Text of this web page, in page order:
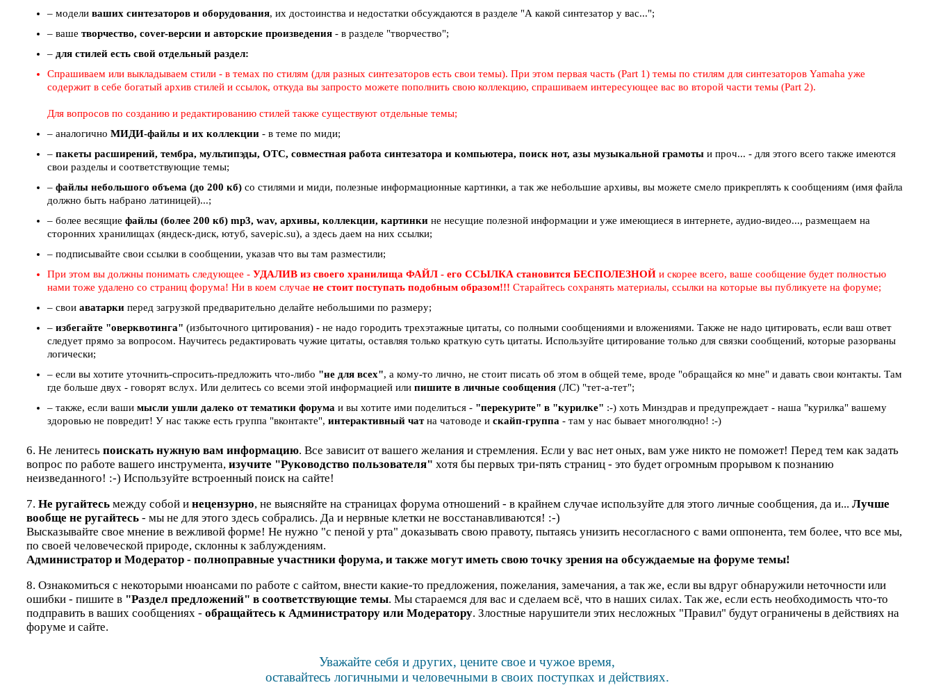
– модели ваших синтезаторов и оборудования, их достоинства и недостатки обсуждаются в разделе "А какой синтезатор у вас...";
– ваше творчество, cover-версии и авторские произведения - в разделе "творчество";
– для стилей есть свой отдельный раздел:
Спрашиваем или выкладываем стили - в темах по стилям (для разных синтезаторов есть свои темы). При этом первая часть (Part 1) темы по стилям для синтезаторов Yamaha уже
содержит в себе богатый архив стилей и ссылок, откуда вы запросто можете пополнить свою коллекцию, спрашиваем интересующее вас во второй части темы (Part 2).
Для вопросов по созданию и редактированию стилей также существуют отдельные темы;
– аналогично МИДИ-файлы и их коллекции - в теме по миди;
– пакеты расширений, тембра, мультипэды, ОТС, совместная работа синтезатора и компьютера, поиск нот, азы музыкальной грамоты и проч... - для этого всего также имеются
свои разделы и соответствующие темы;
– файлы небольшого объема (до 200 кб) со стилями и миди, полезные информационные картинки, а так же небольшие архивы, вы можете смело прикреплять к сообщениям (имя файла
должно быть набрано латиницей)...;
– более весящие файлы (более 200 кб) mp3, wav, архивы, коллекции, картинки не несущие полезной информации и уже имеющиеся в интернете, аудио-видео..., размещаем на
сторонних хранилищах (яндеск-диск, ютуб, savepic.su), а здесь даем на них ссылки;
– подписывайте свои ссылки в сообщении, указав что вы там разместили;
При этом вы должны понимать следующее - УДАЛИВ из своего хранилища ФАЙЛ - его ССЫЛКА становится БЕСПОЛЕЗНОЙ и скорее всего, ваше сообщение будет полностью
нами тоже удалено со страниц форума! Ни в коем случае не стоит поступать подобным образом!!! Старайтесь сохранять материалы, ссылки на которые вы публикуете на форуме;
– свои аватарки перед загрузкой предварительно делайте небольшими по размеру;
– избегайте "оверквотинга" (избыточного цитирования) - не надо городить трехэтажные цитаты, со полными сообщениями и вложениями. Также не надо цитировать, если ваш ответ
следует прямо за вопросом. Научитесь редактировать чужие цитаты, оставляя только краткую суть цитаты. Используйте цитирование только для связки сообщений, которые разорваны
логически;
– если вы хотите уточнить-спросить-предложить что-либо "не для всех", а кому-то лично, не стоит писать об этом в общей теме, вроде "обращайся ко мне" и давать свои контакты. Там
где больше двух - говорят вслух. Или делитесь со всеми этой информацией или пишите в личные сообщения (ЛС) "тет-а-тет";
– также, если ваши мысли ушли далеко от тематики форума и вы хотите ими поделиться - "перекурите" в "курилке" :-) хоть Минздрав и предупреждает - наша "курилка" вашему
здоровью не повредит! У нас также есть группа "вконтакте", интерактивный чатна чатоводе и скайп-группа - там у нас бывает многолюдно! :-)
6. Не ленитесь поискать нужную вам информацию. Все зависит от вашего желания и стремления. Если у вас нет оных, вам уже никто не поможет! Перед тем как задать
вопрос по работе вашего инструмента, изучите "Руководство пользователя" хотя бы первых три-пять страниц - это будет огромным прорывом к познанию
неизведанного! :-) Используйте встроенный поиск на сайте!
7. Не ругайтесь между собой и нецензурно, не выясняйте на страницах форума отношений - в крайнем случае используйте для этого личные сообщения, да и... Лучше
вообще не ругайтесь - мы не для этого здесь собрались. Да и нервные клетки не восстанавливаются! :-)
Высказывайте свое мнение в вежливой форме! Не нужно "с пеной у рта" доказывать свою правоту, пытаясь унизить несогласного с вами оппонента, тем более, что все мы,
по своей человеческой природе, склонны к заблуждениям.
Администратор и Модератор - полноправные участники форума, и также могут иметь свою точку зрения на обсуждаемые на форуме темы!
8. Ознакомиться с некоторыми нюансами по работе с сайтом, внести какие-то предложения, пожелания, замечания, а так же, если вы вдруг обнаружили неточности или
ошибки - пишите в "Раздел предложений" в соответствующие темы. Мы стараемся для вас и сделаем всё, что в наших силах. Так же, если есть необходимость что-то
подправить в ваших сообщениях - обращайтесь к Администратору или Модератору. Злостные нарушители этих несложных "Правил" будут ограничены в действиях на
форуме и сайте.
Уважайте себя и других, цените свое и чужое время,
оставайтесь логичными и человечными в своих поступках и действиях.